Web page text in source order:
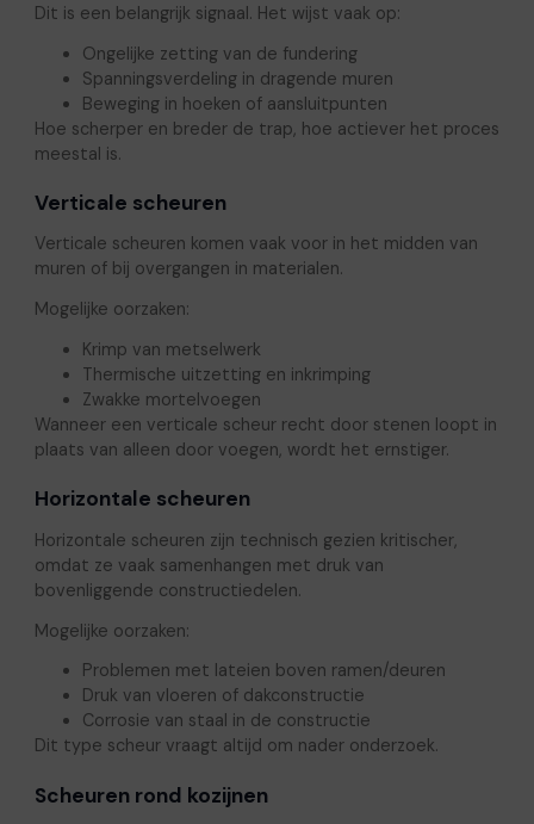
Dit is een belangrijk signaal. Het wijst vaak op:
Ongelijke zetting van de fundering
Spanningsverdeling in dragende muren
Beweging in hoeken of aansluitpunten
Hoe scherper en breder de trap, hoe actiever het proces
meestal is.
Verticale scheuren
Verticale scheuren komen vaak voor in het midden van
muren of bij overgangen in materialen.
Mogelijke oorzaken:
Krimp van metselwerk
Thermische uitzetting en inkrimping
Zwakke mortelvoegen
Wanneer een verticale scheur recht door stenen loopt in
plaats van alleen door voegen, wordt het ernstiger.
Horizontale scheuren
Horizontale scheuren zijn technisch gezien kritischer,
omdat ze vaak samenhangen met druk van
bovenliggende constructiedelen.
Mogelijke oorzaken:
Problemen met lateien boven ramen/deuren
Druk van vloeren of dakconstructie
Corrosie van staal in de constructie
Dit type scheur vraagt altijd om nader onderzoek.
Scheuren rond kozijnen